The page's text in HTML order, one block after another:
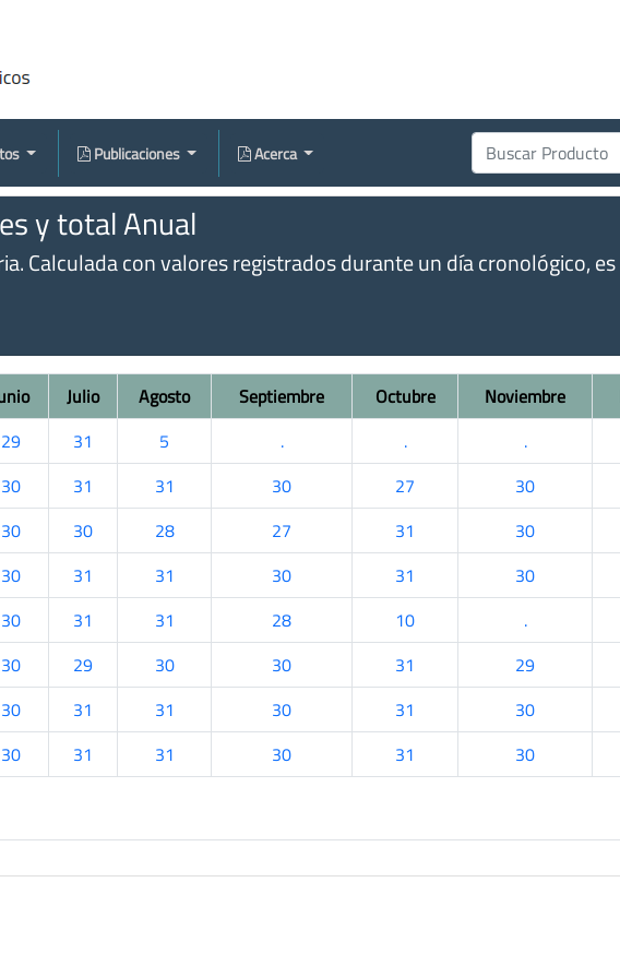
Publicaciones Acerca
y total Anual
Calculada con valores registrados durante un día cronológico,
Julio Agosto Septiembre Octubre Noviembre
29 31 5 . . .
30 31 31 30 27 30
30 30 28 27 31 30
30 31 31 30 31 30
30 31 31 28 10 .
30 29 30 30 31 29
30 31 31 30 31 30
30 31 31 30 31 30